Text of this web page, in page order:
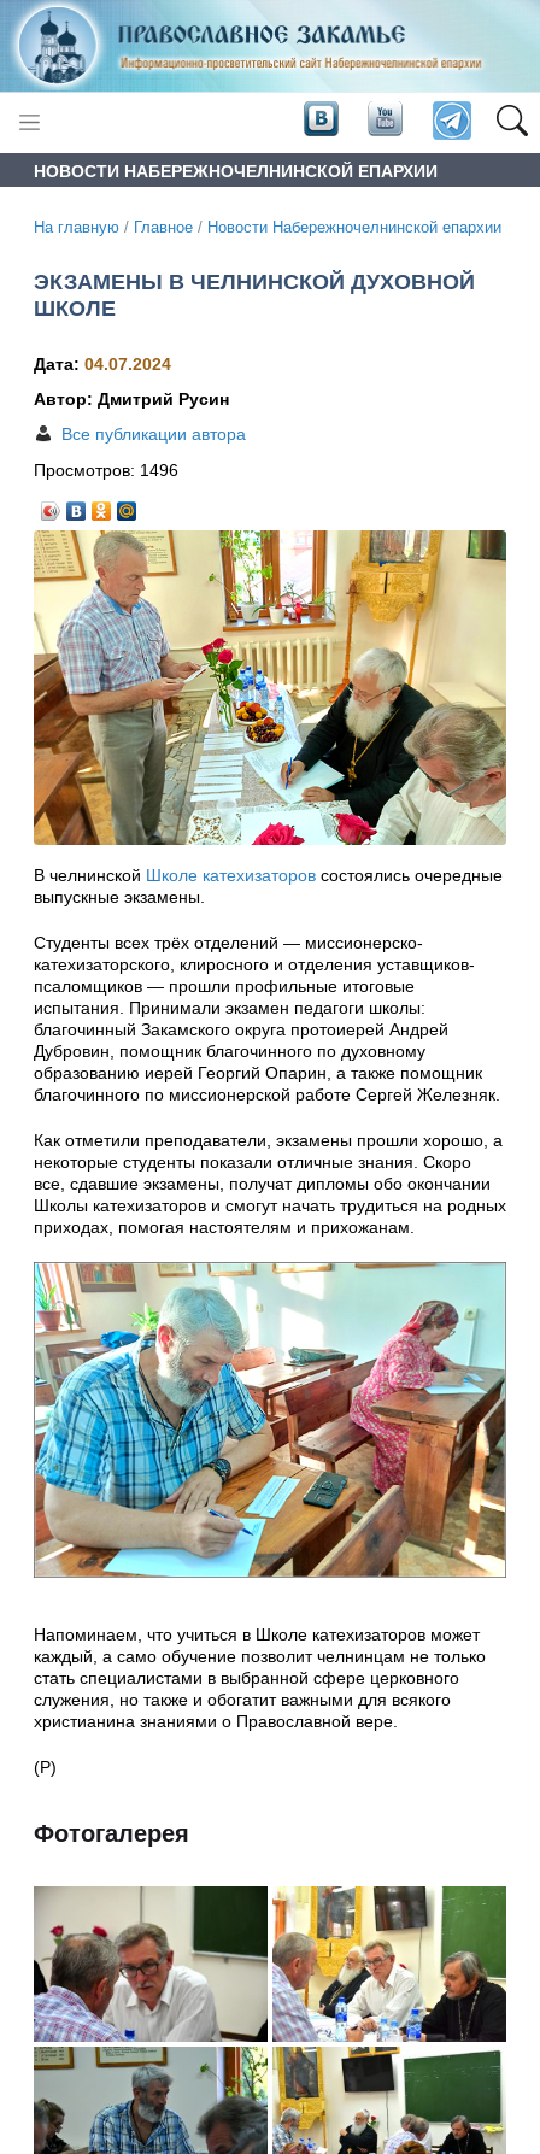
НОВОСТИ НАБЕРЕЖНОЧЕЛНИНСКОЙ ЕПАРХИИ
На главную / Главное / Новости Набережночелнинской епархии
ЭКЗАМЕНЫ В ЧЕЛНИНСКОЙ ДУХОВНОЙ
ШКОЛЕ
Дата: 04.07.2024
Автор: Дмитрий Русин
Все публикации автора
Просмотров: 1496
В челнинской Школе катехизаторов состоялись очередные
выпускные экзамены.
Студенты всех трёх отделений — миссионерско-
катехизаторского, клиросного и отделения уставщиков-
псаломщиков — прошли профильные итоговые
испытания. Принимали экзамен педагоги школы:
благочинный Закамского округа протоиерей Андрей
Дубровин, помощник благочинного по духовному
образованию иерей Георгий Опарин, а также помощник
благочинного по миссионерской работе Сергей Железняк.
Как отметили преподаватели, экзамены прошли хорошо, а
некоторые студенты показали отличные знания. Скоро
все, сдавшие экзамены, получат дипломы обо окончании
Школы катехизаторов и смогут начать трудиться на родных
приходах, помогая настоятелям и прихожанам.
Напоминаем, что учиться в Школе катехизаторов может
каждый, а само обучение позволит челнинцам не только
стать специалистами в выбранной сфере церковного
служения, но также и обогатит важными для всякого
христианина знаниями о Православной вере.
(Р)
Фотогалерея